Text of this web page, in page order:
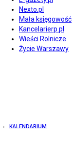
Nexto.pl
Mała księgowość
Kancelarierp.pl
Wieści Rolnicze
Życie Warszawy
KALENDARIUM